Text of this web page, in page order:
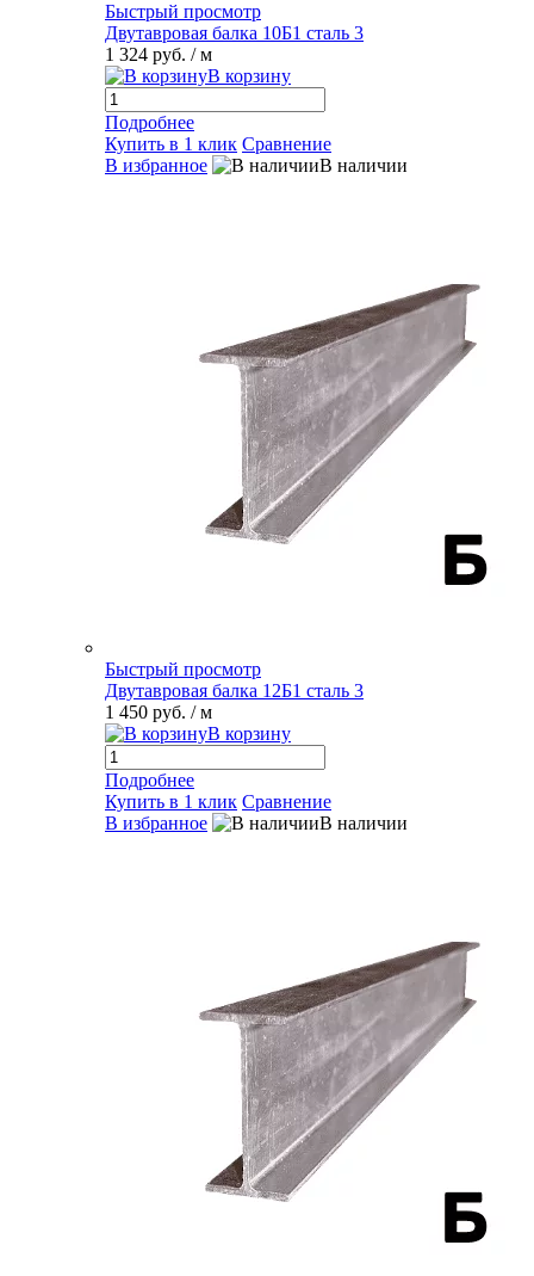
Быстрый просмотр
Двутавровая балка 10Б1 сталь 3
1 324 руб. / м
В корзину
Подробнее
Купить в 1 клик Сравнение
В избранное
В наличии
Быстрый просмотр
Двутавровая балка 12Б1 сталь 3
1 450 руб. / м
В корзину
Подробнее
Купить в 1 клик Сравнение
В избранное
В наличии